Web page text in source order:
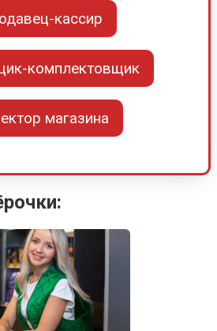
кассир
комплектовщик
магазина